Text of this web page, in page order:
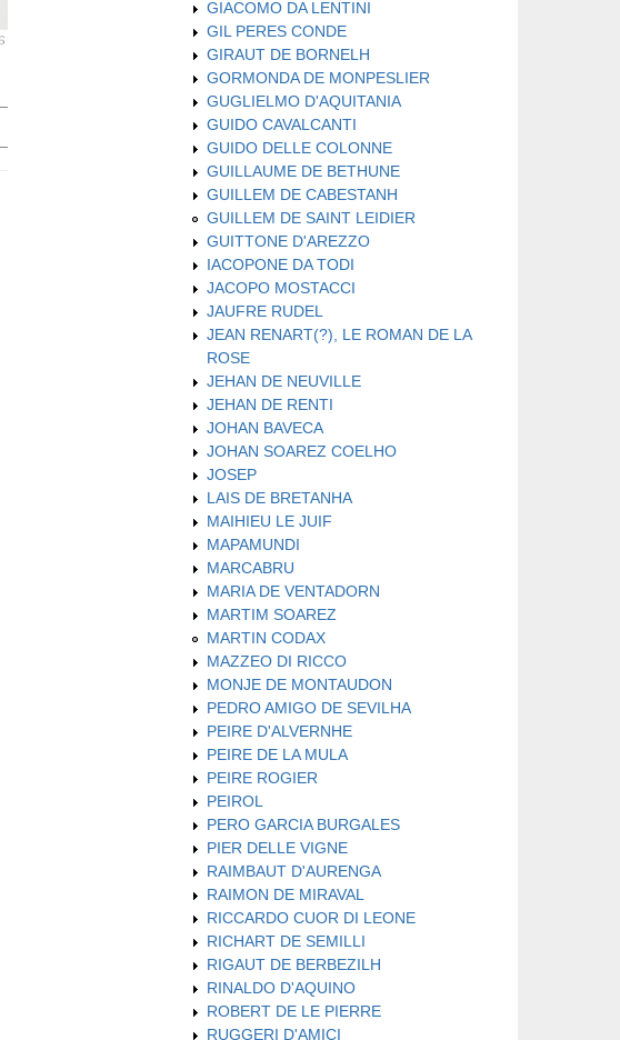
GIACOMO DA LENTINI
GIL PERES CONDE
GIRAUT DE BORNELH
GORMONDA DE MONPESLIER
GUGLIELMO D'AQUITANIA
GUIDO CAVALCANTI
GUIDO DELLE COLONNE
GUILLAUME DE BETHUNE
GUILLEM DE CABESTANH
GUILLEM DE SAINT LEIDIER
GUITTONE D'AREZZO
IACOPONE DA TODI
JACOPO MOSTACCI
JAUFRE RUDEL
JEAN RENART(?), LE ROMAN DE LA
ROSE
JEHAN DE NEUVILLE
JEHAN DE RENTI
JOHAN BAVECA
JOHAN SOAREZ COELHO
JOSEP
LAIS DE BRETANHA
MAIHIEU LE JUIF
MAPAMUNDI
MARCABRU
MARIA DE VENTADORN
MARTIM SOAREZ
MARTIN CODAX
MAZZEO DI RICCO
MONJE DE MONTAUDON
PEDRO AMIGO DE SEVILHA
PEIRE D'ALVERNHE
PEIRE DE LA MULA
PEIRE ROGIER
PEIROL
PERO GARCIA BURGALES
PIER DELLE VIGNE
RAIMBAUT D'AURENGA
RAIMON DE MIRAVAL
RICCARDO CUOR DI LEONE
RICHART DE SEMILLI
RIGAUT DE BERBEZILH
RINALDO D'AQUINO
ROBERT DE LE PIERRE
RUGGERI D'AMICI